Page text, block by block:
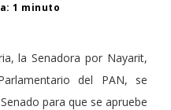
1 minuto
la Senadora por Nayarit,
del PAN, se
para que se apruebe